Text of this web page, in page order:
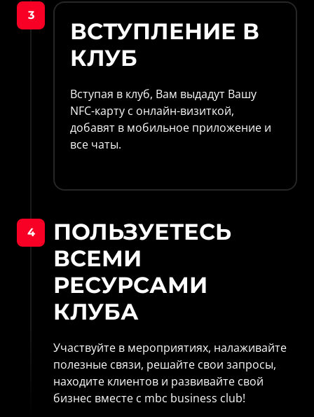
3
ВСТУПЛЕНИЕ В
КЛУБ
Вступая в клуб, Вам выдадут Вашу
NFC-карту с онлайн-визиткой,
добавят в мобильное приложение и
все чаты.
4
ПОЛЬЗУЕТЕСЬ
ВСЕМИ
РЕСУРСАМИ
КЛУБА
Участвуйте в мероприятиях, налаживайте
полезные связи, решайте свои запросы,
находите клиентов и развивайте свой
бизнес вместе с mbc business club!